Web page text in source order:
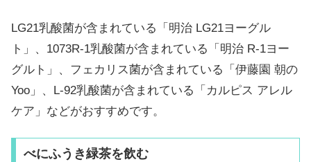
LG21乳酸菌が含まれている「明治 LG21ヨーグル
ト」、1073R-1乳酸菌が含まれている「明治 R-1ヨー
グルト」、フェカリス菌が含まれている「伊藤園 朝の
Yoo」、L-92乳酸菌が含まれている「カルピス アレル
ケア」などがおすすめです。
べにふうき緑茶を飲む